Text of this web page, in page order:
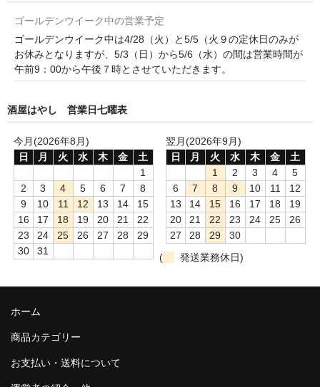
自 然 派 ワ イ ン
France/ﾌﾗﾝｽ
France Champagne /ﾌﾗﾝｽ・ｼｬﾝﾊﾟｰﾆｭ
Petitjean Pienne（ﾌﾟﾁｼﾞｬﾝ･ﾋﾟｴﾝﾇ）
Valerie Frison（ｳﾞｧﾚﾘｰ･ﾌﾘｿﾞﾝ）
France Bourgogone/ﾌﾗﾝｽ･ﾌﾞﾙｺﾞｰﾆｭ
Pattes Loup（ﾊﾟｯﾄ・ﾙｰ）
Marcel Lapierre（ﾏﾙｾﾙ・ﾗﾋﾟｴｰﾙ）
Philippe Jambon（ﾌｨﾘｯﾌﾟ･ｼﾞｬﾝﾎﾞﾝ）
ゴールデンウイーク中の営業予定
ゴールデンウイーク中は4/28（火）と5/5（火９の定休日のみが
お休みとなりますが、5/3（日）から5/6（水）の間は営業時間が
午前9：00から午後７時とさせていただきます。
酒屋はやし 営業日七曜表
今月(2026年8月)
日
月 火 水 木 金
土
1
2
3 4 5 6 7
8
9
10 11 12 13 14
15
16
17 18 19 20 21
22
23
24 25 26 27 28
29
30
31
翌月(2026年9月)
日
月 火 水 木 金
土
1
2 3 4
5
6
7 8 9 10 11
12
13
14 15 16 17 18
19
20
21 22 23 24 25
26
27
28 29
30
(
発送業務休日)
ホーム
商品カテゴリー
お支払い・送料について